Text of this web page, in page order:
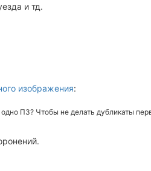
и тд.
изображения:
ПЗ? Чтобы не делать дубликаты